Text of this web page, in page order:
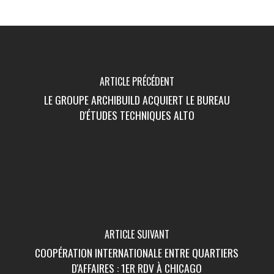
ARTICLE PRÉCÉDENT
LE GROUPE ARCHIBUILD ACQUIERT LE BUREAU
D'ÉTUDES TECHNIQUES ALTO
ARTICLE SUIVANT
COOPÉRATION INTERNATIONALE ENTRE QUARTIERS
D'AFFAIRES : 1ER RDV À CHICAGO